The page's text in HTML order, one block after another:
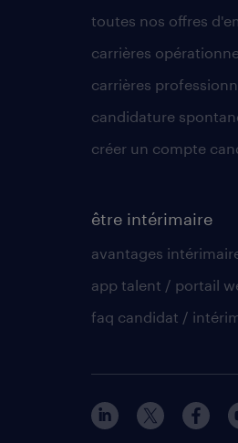
toutes nos offres
carrières
carrières
candidature
créer un compte
être intérimaire
avantages
app talent / portail
faq candidat /